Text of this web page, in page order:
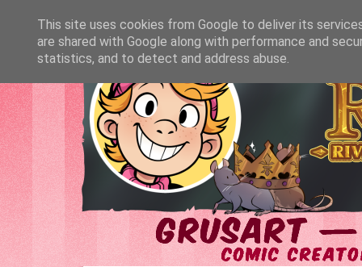
This site uses cookies from Google to deliver its
are shared with Google along with performance and
statistics, and to detect and address abuse.